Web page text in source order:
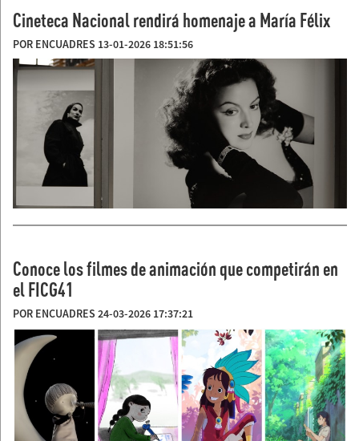
Cineteca Nacional rendirá homenaje a María Félix
POR ENCUADRES 13-01-2026 18:51:56
Conoce los filmes de animación que competirán en
el FICG41
POR ENCUADRES 24-03-2026 17:37:21